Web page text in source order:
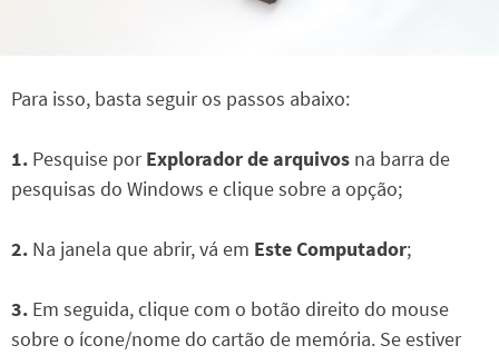
Para isso, basta seguir os passos abaixo:
1. Pesquise porExplorador de arquivos na barra de
pesquisas do Windows e clique sobre a opção;
2. Na janela que abrir, vá em Este Computador;
3. Em seguida, clique com o botão direito do mouse
sobre o ícone/nome do cartão de memória. Se estiver